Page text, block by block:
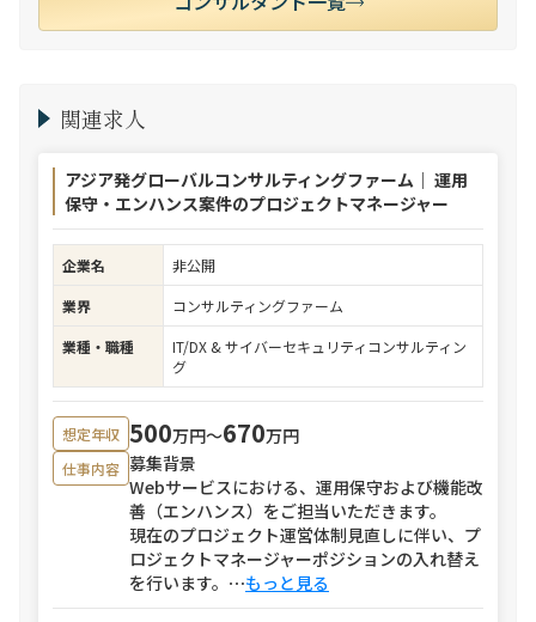
関連求人
アジア発グローバルコンサルティングファーム｜ 運用
保守・エンハンス案件のプロジェクトマネージャー
企業名
非公開
業界
コンサルティングファーム
業種・職種
IT/DX & サイバーセキュリティコンサルティン
グ
想定年収 500万円〜670万円
仕事内容 募集背景
Webサービスにおける、運用保守および機能改
善（エンハンス）をご担当いただきます。
現在のプロジェクト運営体制見直しに伴い、プ
ロジェクトマネージャーポジションの入れ替え
を行います。 ⋯もっと見る